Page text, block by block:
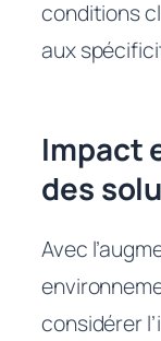
conditions
aux
Impact
des
Avec
considérer